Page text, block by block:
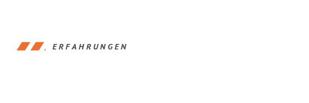
ERFAHRUNGEN